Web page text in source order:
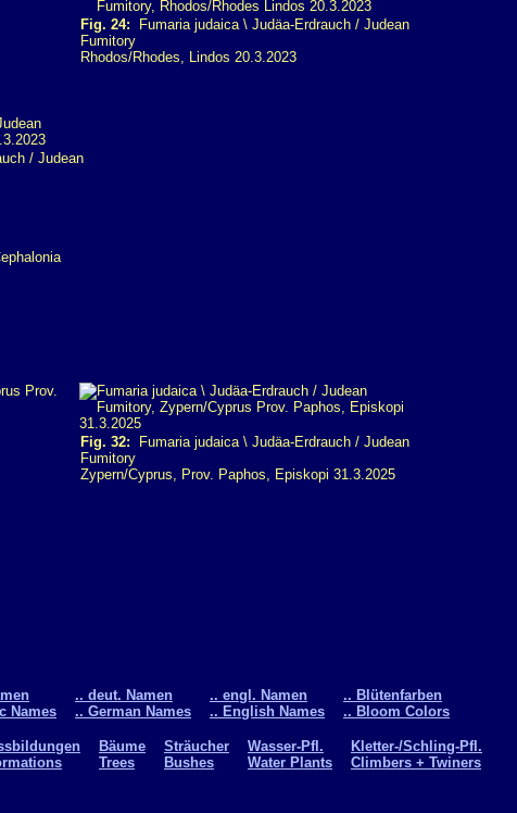
Fig. 24: Fumaria judaica \ Judäa-Erdrauch / Judean
Fumitory
Rhodos/Rhodes, Lindos 20.3.2023
/ Judean
Fig. 32: Fumaria judaica \ Judäa-Erdrauch / Judean
Fumitory
Zypern/Cyprus, Prov. Paphos, Episkopi 31.3.2025
Names
.. deut. Namen
.. German Names
.. engl. Namen
.. English Names
.. Blütenfarben
.. Bloom Colors
Bäume
Trees
Sträucher
Bushes
Wasser-Pfl.
Water Plants
Kletter-/Schling-Pfl.
Climbers + Twiners